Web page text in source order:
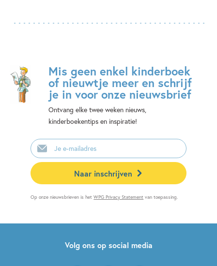
Mis geen enkel kinderboek
of nieuwtje meer en schrijf
je in voor onze nieuwsbrief
Ontvang elke twee weken nieuws,
kinderboekentips en inspiratie!
E-
mailadres
Naar inschrijven
Op onze nieuwsbrieven is hetWPG Privacy Statement van toepassing.
Volg ons op social media